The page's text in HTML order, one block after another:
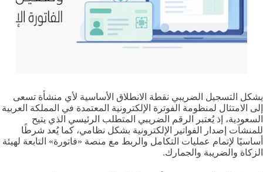
يشكل التسجيل الضريبي نقطة الانطلاق الأساسية لأي منشأة تسعى
إلى الامتثال لمنظومة الفوترة الإلكترونية المعتمدة في المملكة العربية
السعودية، إذ يُعتبر الرقم الضريبي المتطلب الرئيسي الذي يتيح
للمنشآت إصدار الفواتير الإلكترونية بشكل نظامي، كما يُعد شرطًا
أساسيًا لإتمام عمليات التكامل والربط مع منصة «فاتورة» التابعة لهيئة
الزكاة والضريبة والجمارك.